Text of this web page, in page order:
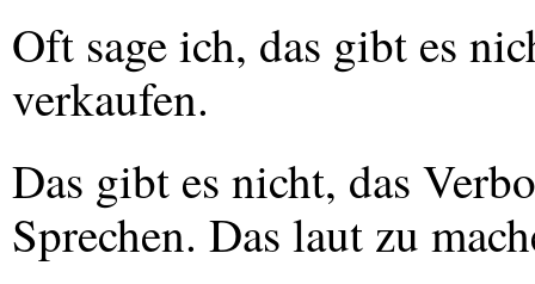
Oft sage ich, das gibt es
verkaufen.
Das gibt es nicht, das
Sprechen. Das laut zu